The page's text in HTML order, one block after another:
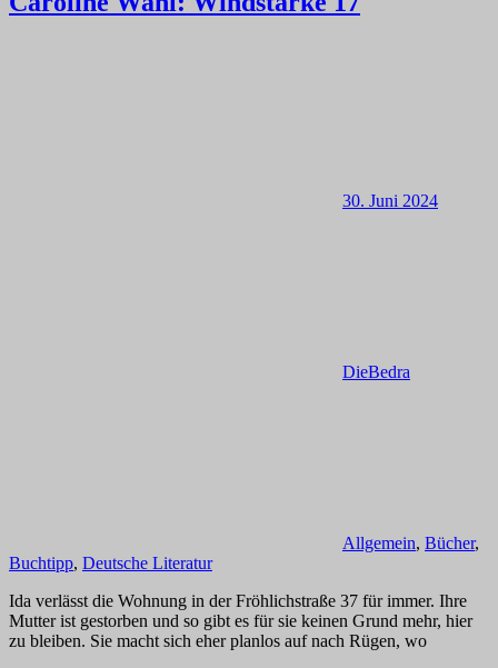
30. Juni 2024
DieBedra
Allgemein, Bücher,
Buchtipp, Deutsche Literatur
Ida verlässt die Wohnung in der Fröhlichstraße 37 für immer. Ihre
Mutter ist gestorben und so gibt es für sie keinen Grund mehr, hier
zu bleiben. Sie macht sich eher planlos auf nach Rügen, wo